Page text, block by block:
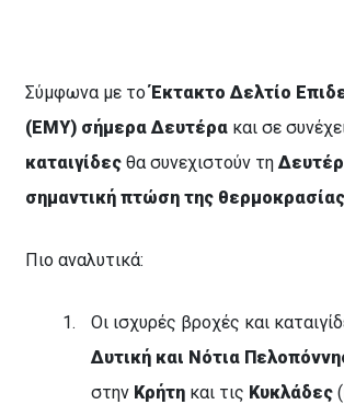
Σύμφωνα με τοΈκτακτο Δελτίο
(ΕΜΥ) σήμερα Δευτέρα και σε
καταιγίδεςθα συνεχιστούν τη
σημαντική πτώση της θερμοκρασίας
Πιο αναλυτικά:
Οι ισχυρές βροχές και
Δυτική και Νότια
στην Κρήτηκαι τις Κυκλάδες